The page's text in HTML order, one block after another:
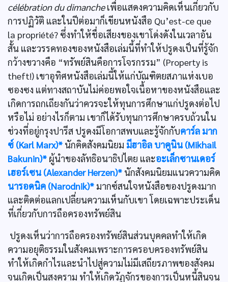
célébration du dimancheเพื่อแสดงความคิดเห็นเกี่ยวกับ
การปฏิวัติ และในปีต่อมาก็เขียนหนังสือ Qu’est-ce que
la propriété? ซึ่งทำให้ชื่อเสียงของเขาโด่งดังในเวลาอัน
สั้น และวรรคทองของหนังสือเล่มนี้ที่ทำให้ปรูดงเป็นที่รู้จัก
กว้างขวางคือ “ทรัพย์สินคือการโจรกรรม” (Property is
theft!) เขาอุทิศหนังสือเล่มนี้ให้แก่บัณฑิตยสภาแห่งเบอ
ซองซง แต่ทางสถาบันไม่ค่อยพอใจเนื้อหาของหนังสือและ
เกิดการถกเถียงกันว่าควรจะให้ทุนการศึกษาแก่ปรูดงต่อไป
หรือไม่ อย่างไรก็ตาม เขาก็ได้รับทุนการศึกษาครบถ้วนใน
ช่วงที่อยู่กรุงปารีส ปรูดงมีโอกาสพบและรู้จักกับคาร์ล มาก
ซ์ (Karl Marx)* นักคิดสังคมนิยม มีฮาอิล บาคูนิน (Mikhail
Bakunin)* ผู้นำของลัทธิอนาธิปไตย และอะเล็กซานเดอร์
เฮอร์เซน (Alexander Herzen)* นักสังคมนิยมแนวความคิด
นารอดนิค (Narodnik)* มากซ์สนใจหนังสือของปรูดงมาก
และติดต่อแลกเปลี่ยนความเห็นกับเขา โดยเฉพาะประเด็น
ที่เกี่ยวกับการถือครองทรัพย์สิน
ปรูดงเห็นว่าการถือครองทรัพย์สินส่วนบุคคลทำให้เกิด
ความอยุติธรรมในสังคมเพราะการครอบครองทรัพย์สิน
ทำให้เกิดกำไรและนำไปสู่ความไม่มีเสถียรภาพของสังคม
จนเกิดเป็นสงคราม ทำให้เกิดวัฏจักรของการเป็นหนี้สินจน